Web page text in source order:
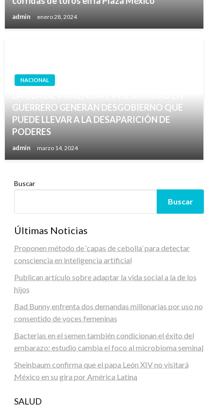
admin enero 28, 2024
NACIONAL
GUERRERO GENERAN DESGOBIERNO QUE
PUEDE LLEVAR A LA DESAPARICIÓN DE
PODERES
admin marzo 14, 2024
Buscar
Buscar
Últimas Noticias
Proponen método de ‘capas de cebolla’ para detectar
consciencia en inteligencia artificial
Publican artículo sobre adaptar la vida social a la de los
hijos
Bad Bunny enfrenta dos demandas millonarias por uso no
consentido de voces femeninas
Bacterias en el semen también condicionan el éxito del
embarazo: estudio cambia el foco al microbioma seminal
Sheinbaum confirma que el papa León XIV no visitará
México en su gira por América Latina
SALUD